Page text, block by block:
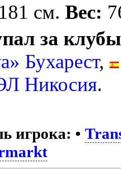
181 см.Вес:
за
Бухарест,
Никосия.
игрока: •